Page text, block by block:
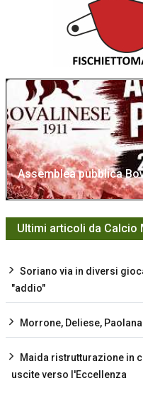
Assemblea pubblica
Ultimi articoli da Calcio
Soriano via in diversi
"addio"
Morrone, Deliese,
Maida ristrutturazione in
uscite verso l'Eccellenza